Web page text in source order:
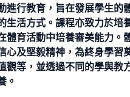
進行教育，旨在發展學生
生活方式。課程亦致力於
體育活動中培養審美能力
心及堅毅精神，為終身學習
觀等，並透過不同的學與
。